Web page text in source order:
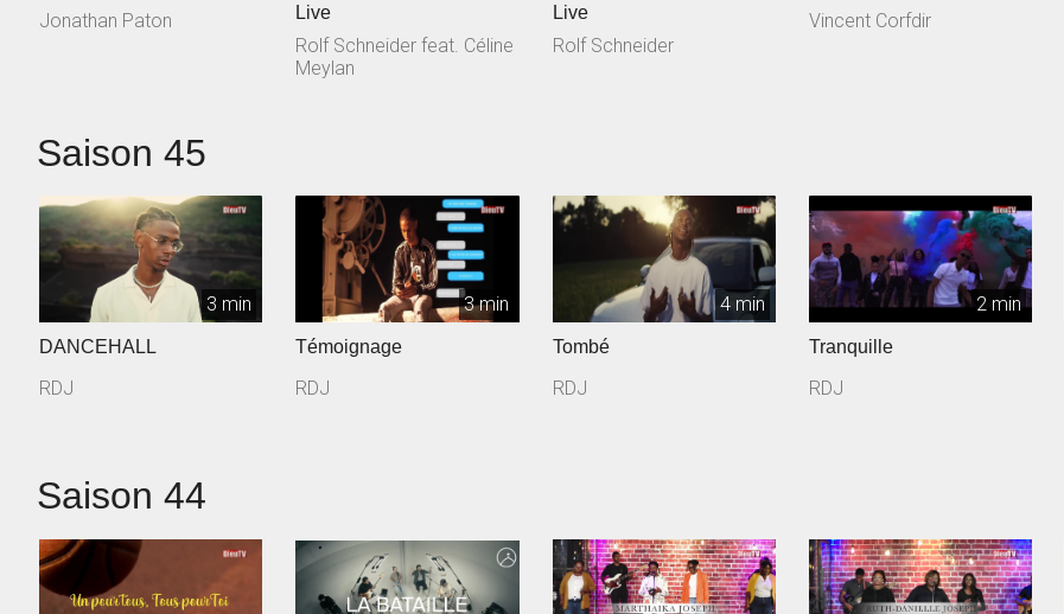
Jonathan Paton
Live
Rolf Schneider feat. Céline
Meylan
Live
Rolf Schneider
Vincent Corfdir
Saison 45
3 min
DANCEHALL
RDJ
3 min
Témoignage
RDJ
4 min
Tombé
RDJ
2 min
Tranquille
RDJ
Saison 44